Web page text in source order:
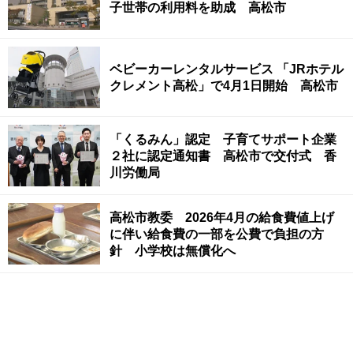
子世帯の利用料を助成 高松市
ベビーカーレンタルサービス 「JRホテル
クレメント高松」で4月1日開始 高松市
「くるみん」認定 子育てサポート企業
２社に認定通知書 高松市で交付式 香
川労働局
高松市教委 2026年4月の給食費値上げ
に伴い給食費の一部を公費で負担の方
針 小学校は無償化へ